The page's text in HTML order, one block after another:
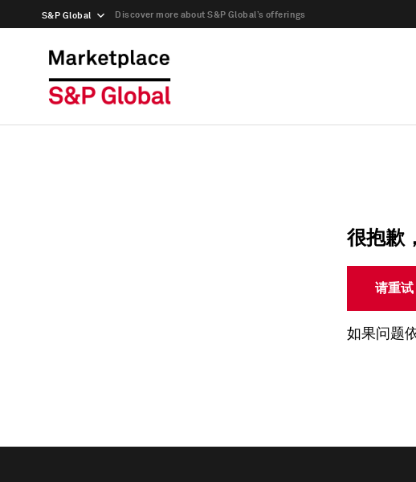
S&P Global Discover more about S&P Global’s offerings
很抱歉
请重试
如果问题